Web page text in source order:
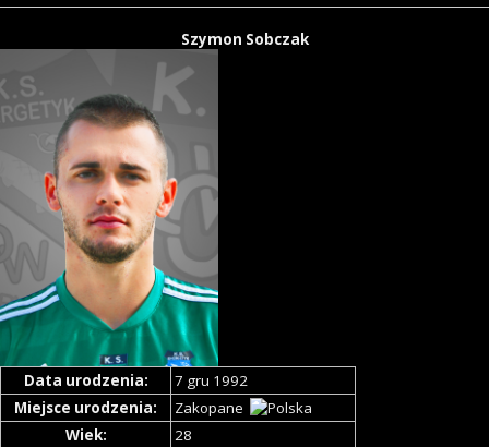
Szymon Sobczak
Data urodzenia:
7 gru 1992
Miejsce urodzenia:
Zakopane
Wiek:
28